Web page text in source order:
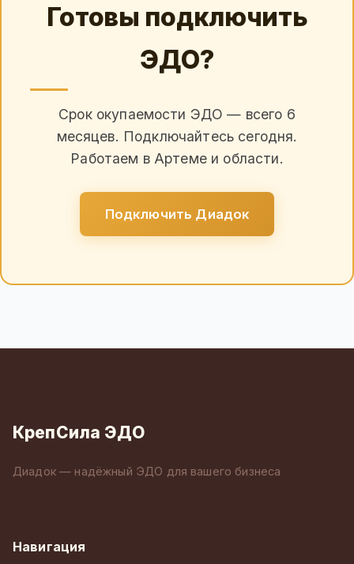
Готовы подключить
ЭДО?
Срок окупаемости ЭДО — всего 6
месяцев. Подключайтесь сегодня.
Работаем в Артеме и области.
Подключить Диадок
КрепСила ЭДО
Диадок — надёжный ЭДО для вашего бизнеса
Навигация